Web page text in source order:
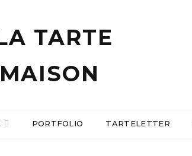
PORTFOLIO TARTELETTER